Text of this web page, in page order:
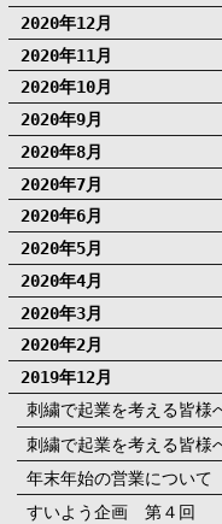
2020年12月
2020年11月
2020年10月
2020年9月
2020年8月
2020年7月
2020年6月
2020年5月
2020年4月
2020年3月
2020年2月
2019年12月
刺繍で起業を考える皆様
刺繍で起業を考える皆様
年末年始の営業について
すいよう企画 第４回